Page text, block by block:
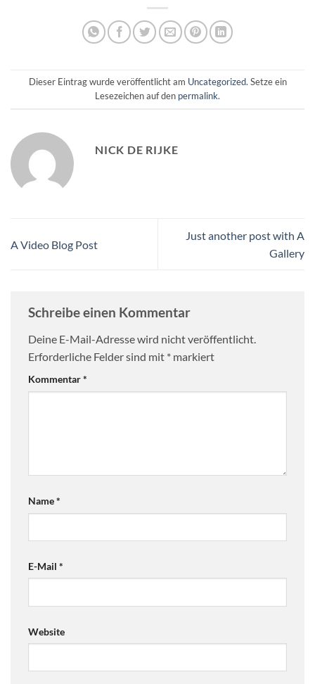
Dieser Eintrag wurde veröffentlicht am Uncategorized. Setze ein
Lesezeichen auf den permalink.
NICK DE RIJKE
A Video Blog Post
Just another post with A
Gallery
Schreibe einen Kommentar
Deine E-Mail-Adresse wird nicht veröffentlicht.
Erforderliche Felder sind mit * markiert
Kommentar*
Name*
E-Mail *
Website